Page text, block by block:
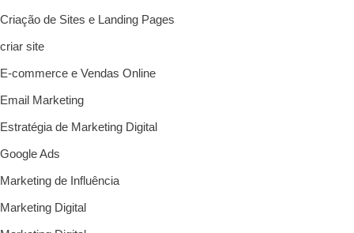
Criação de Sites e Landing Pages
criar site
E-commerce e Vendas Online
Email Marketing
Estratégia de Marketing Digital
Google Ads
Marketing de Influência
Marketing Digital